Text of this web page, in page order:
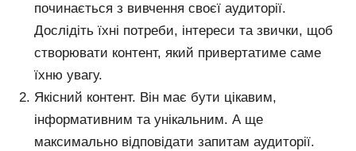
починається з вивчення своєї аудиторії.
Дослідіть їхні потреби, інтереси та звички, щоб
створювати контент, який привертатиме саме
їхню увагу.
Якісний контент. Він має бути цікавим,
інформативним та унікальним. А ще
максимально відповідати запитам аудиторії.